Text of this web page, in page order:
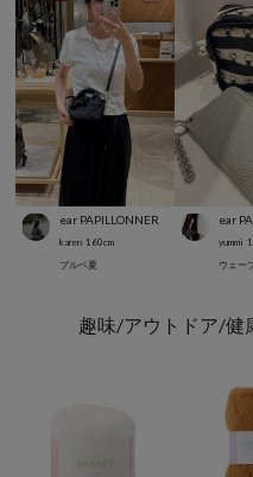
ear PAPILLONNER
karen 160cm
ブルベ夏
ear
yummi
ウェー
趣味/アウトドア/健